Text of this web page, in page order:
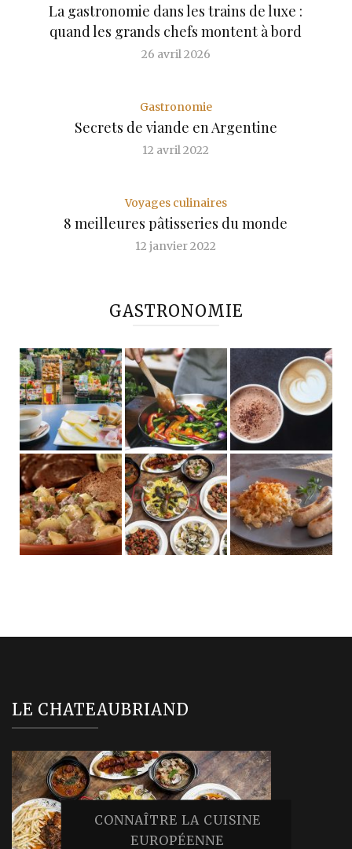
La gastronomie dans les trains de luxe :
quand les grands chefs montent à bord
26 avril 2026
Gastronomie
Secrets de viande en Argentine
12 avril 2022
Voyages culinaires
8 meilleures pâtisseries du monde
12 janvier 2022
GASTRONOMIE
LE CHATEAUBRIAND
CONNAÎTRE LA CUISINE
EUROPÉENNE